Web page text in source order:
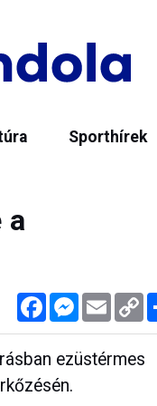
Sporthírek
a
FacebookMessenger
Email
ezüstérmes